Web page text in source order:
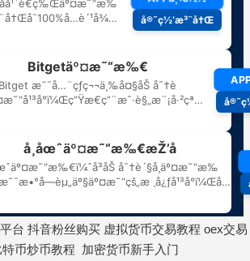
台 抖音粉丝购买 虚拟货币交易教程 oex交易
特币炒币教程 加密货币新手入门